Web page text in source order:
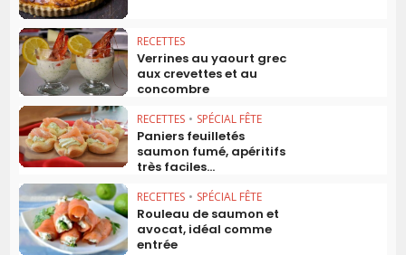
RECETTES
Verrines au yaourt grec
aux crevettes et au
concombre
RECETTES • SPÉCIAL FÊTE
Paniers feuilletés
saumon fumé, apéritifs
très faciles...
RECETTES • SPÉCIAL FÊTE
Rouleau de saumon et
avocat, idéal comme
entrée